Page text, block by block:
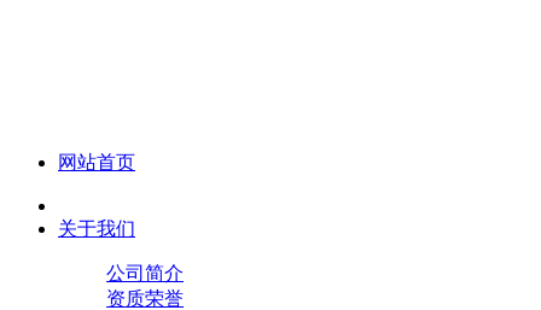
网站首页
关于我们
公司简介
资质荣誉